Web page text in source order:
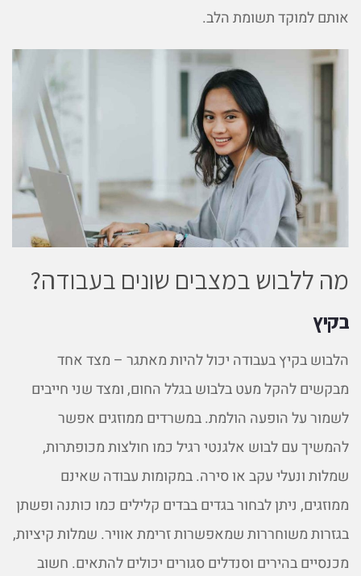
אותם למוקד תשומת הלב.
מה ללבוש במצבים שונים בעבודה?
בקיץ
הלבוש בקיץ בעבודה יכול להיות מאתגר – מצד אחד
מבקשים להקל מעט בלבוש בגלל החום, ומצד שני חייבים
לשמור על הופעה הולמת. במשרדים ממוזגים אפשר
להמשיך עם לבוש אלגנטי רגיל כמו חולצות מכופתרות,
שמלות ונעלי עקב או סירה. במקומות עבודה שאינם
ממוזגים, ניתן לבחור בגדים בבדים קלילים כמו כותנה ופשתן
בגזרות משוחררות שמאפשרות זרימת אוויר. שמלות קיציות,
מכנסיים בהירים וסנדלים סגורים יכולים להתאים. חשוב